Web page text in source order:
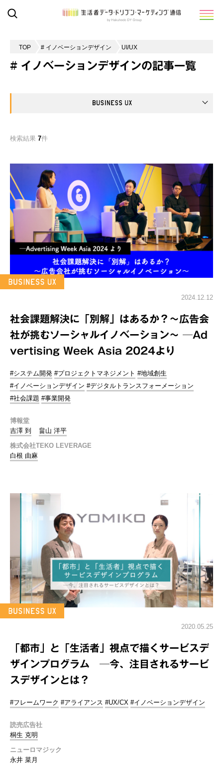
TOP # イノベーションデザイン UI/UX
# イノベーションデザインの記事一覧
検索結果 7件
2024.12.12
社会課題解決に「別解」はあるか？～広告会
社が挑むソーシャルイノベーション～ ─Ad
vertising Week Asia 2024より
#システム開発 #プロジェクトマネジメント #地域創生
#イノベーションデザイン #デジタルトランスフォーメーション
#社会課題 #事業開発
博報堂
吉澤 到
畠山 洋平
株式会社TEKO LEVERAGE
白根 由麻
2020.05.25
「都市」と「生活者」視点で描くサービスデ
ザインプログラム ─今、注目されるサービ
スデザインとは？
#フレームワーク #アライアンス #UX/CX #イノベーションデザイン
読売広告社
桐生 克明
ニューロマジック
永井 菜月